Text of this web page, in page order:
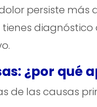
persiste
tienes
¿por qué
de las causas